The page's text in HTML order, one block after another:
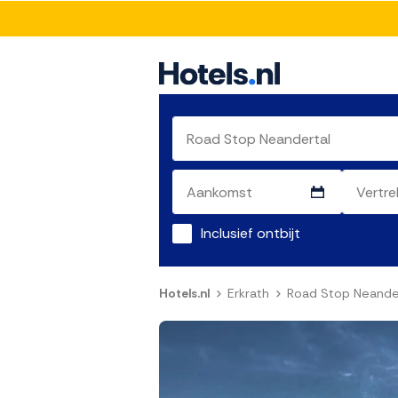
Inclusief ontbijt
Hotels.nl Erkrath Road Stop